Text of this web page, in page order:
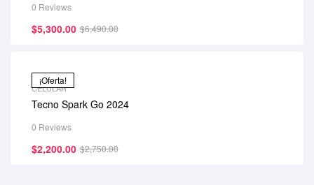
0 Reviews
$6,490.00
$5,300.00
¡Oferta!
CELULAR
Tecno Spark Go 2024
0 Reviews
$2,750.00
$2,200.00